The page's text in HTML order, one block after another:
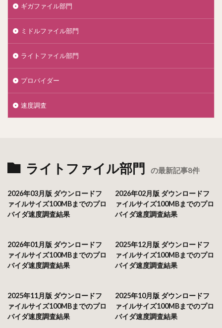
ギガファイル部門
ミドルファイル部門
ライトファイル部門
プロバイダー
速度調査
ライトファイル部門 の最新記事8件
2026年03月版 ダウンロードフ
ァイルサイズ100MBまでのプロ
バイダ速度調査結果
2026年02月版 ダウンロードフ
ァイルサイズ100MBまでのプロ
バイダ速度調査結果
2026年01月版 ダウンロードフ
ァイルサイズ100MBまでのプロ
バイダ速度調査結果
2025年12月版 ダウンロードフ
ァイルサイズ100MBまでのプロ
バイダ速度調査結果
2025年11月版 ダウンロードフ
ァイルサイズ100MBまでのプロ
バイダ速度調査結果
2025年10月版 ダウンロードフ
ァイルサイズ100MBまでのプロ
バイダ速度調査結果